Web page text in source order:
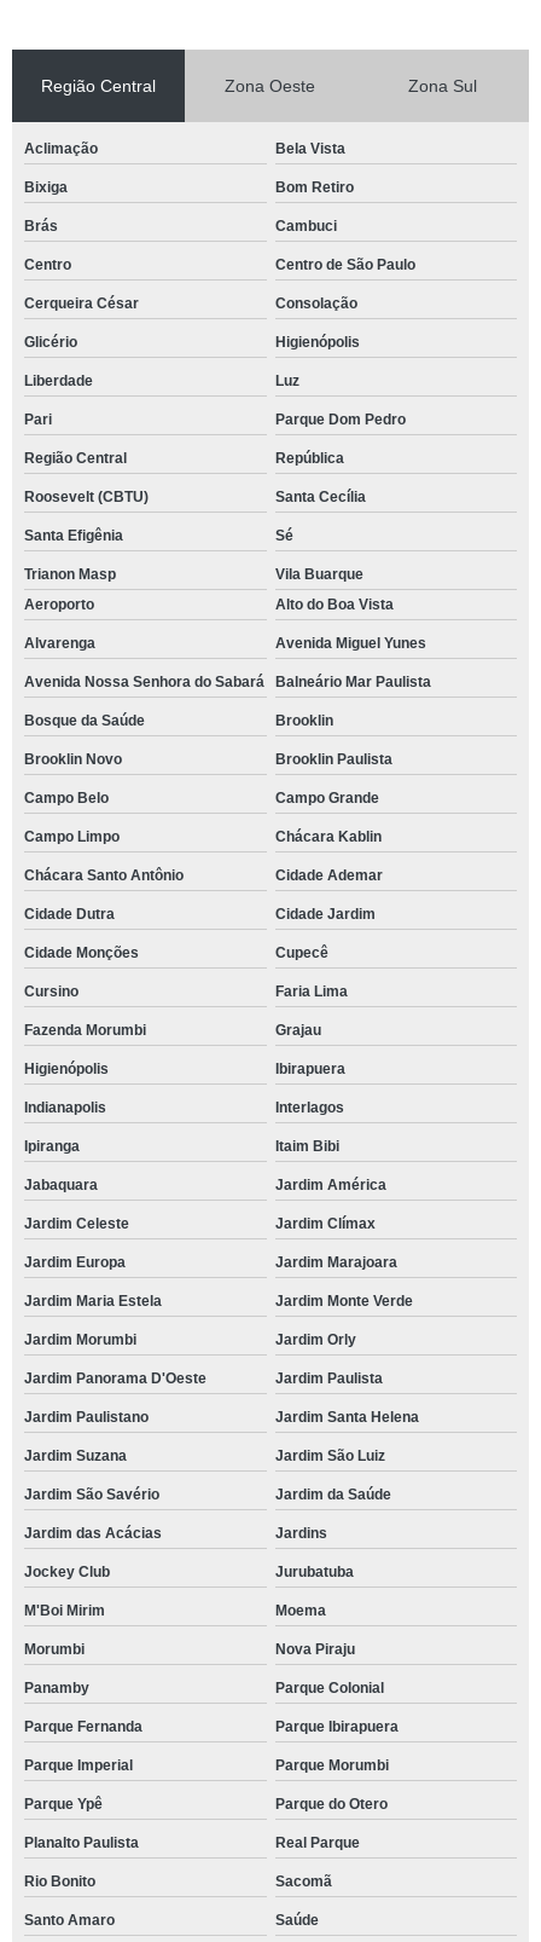
Região Central Zona Oeste Zona Sul
Aclimação Bela Vista
Bixiga Bom Retiro
Brás Cambuci
Centro Centro de São Paulo
Cerqueira César Consolação
Glicério Higienópolis
Liberdade Luz
Pari Parque Dom Pedro
Região Central República
Roosevelt (CBTU) Santa Cecília
Santa Efigênia Sé
Trianon Masp
Vila Buarque
Aeroporto
Alto do Boa Vista
Alvarenga Avenida Miguel Yunes
Avenida Nossa Senhora do Sabará Balneário Mar Paulista
Bosque da Saúde Brooklin
Brooklin Novo Brooklin Paulista
Campo Belo Campo Grande
Campo Limpo Chácara Kablin
Chácara Santo Antônio Cidade Ademar
Cidade Dutra Cidade Jardim
Cidade Monções Cupecê
Cursino Faria Lima
Fazenda Morumbi Grajau
Higienópolis Ibirapuera
Indianapolis Interlagos
Ipiranga Itaim Bibi
Jabaquara Jardim América
Jardim Celeste Jardim Clímax
Jardim Europa Jardim Marajoara
Jardim Maria Estela Jardim Monte Verde
Jardim Morumbi Jardim Orly
Jardim Panorama D'Oeste Jardim Paulista
Jardim Paulistano Jardim Santa Helena
Jardim Suzana Jardim São Luiz
Jardim São Savério Jardim da Saúde
Jardim das Acácias Jardins
Jockey Club Jurubatuba
M'Boi Mirim Moema
Morumbi Nova Piraju
Panamby Parque Colonial
Parque Fernanda Parque Ibirapuera
Parque Imperial Parque Morumbi
Parque Ypê Parque do Otero
Planalto Paulista Real Parque
Rio Bonito Sacomã
Santo Amaro Saúde